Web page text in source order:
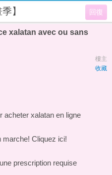
回復
】
xalatan avec ou sans
樓主
收藏
acheter xalatan en ligne
marche! Cliquez ici!
prescription requise